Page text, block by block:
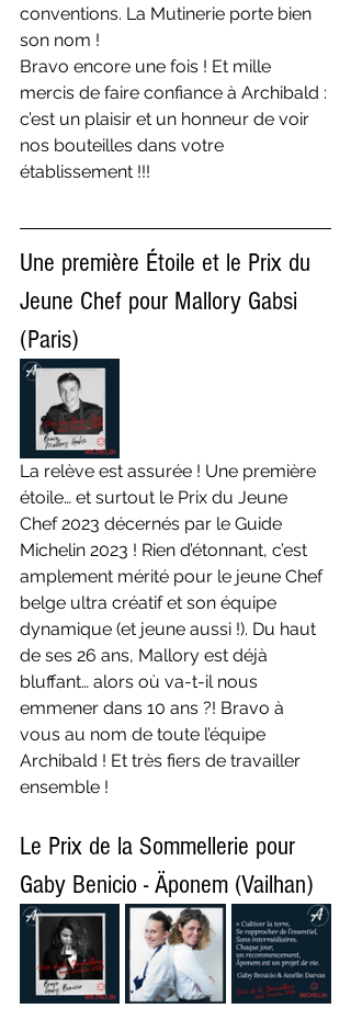
conventions. La Mutinerie porte bien
son nom !
Bravo encore une fois ! Et mille
mercis de faire confiance à Archibald :
c’est un plaisir et un honneur de voir
nos bouteilles dans votre
établissement !!!
Une première Étoile et le Prix du
Jeune Chef pour Mallory Gabsi
(Paris)
La relève est assurée ! Une première
étoile… et surtout le Prix du Jeune
Chef 2023 décernés par le Guide
Michelin 2023 ! Rien d’étonnant, c’est
amplement mérité pour le jeune Chef
belge ultra créatif et son équipe
dynamique (et jeune aussi !). Du haut
de ses 26 ans, Mallory est déjà
bluffant… alors où va-t-il nous
emmener dans 10 ans ?! Bravo à
vous au nom de toute l’équipe
Archibald ! Et très fiers de travailler
ensemble !
Le Prix de la Sommellerie pour
Gaby Benicio - Äponem (Vailhan)